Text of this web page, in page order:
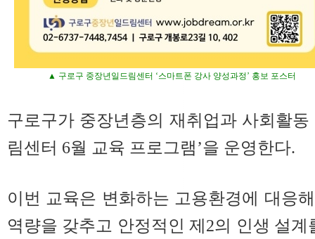
▲ 구로구 중장년일드림센터 ‘스마트폰 강사 양성과정’ 홍보 포스터
구로구가 중장년층의 재취업과 사회활
림센터 6월 교육 프로그램’을 운영한다.
이번 교육은 변화하는 고용환경에 대응
역량을 갖추고 안정적인 제2의 인생 설